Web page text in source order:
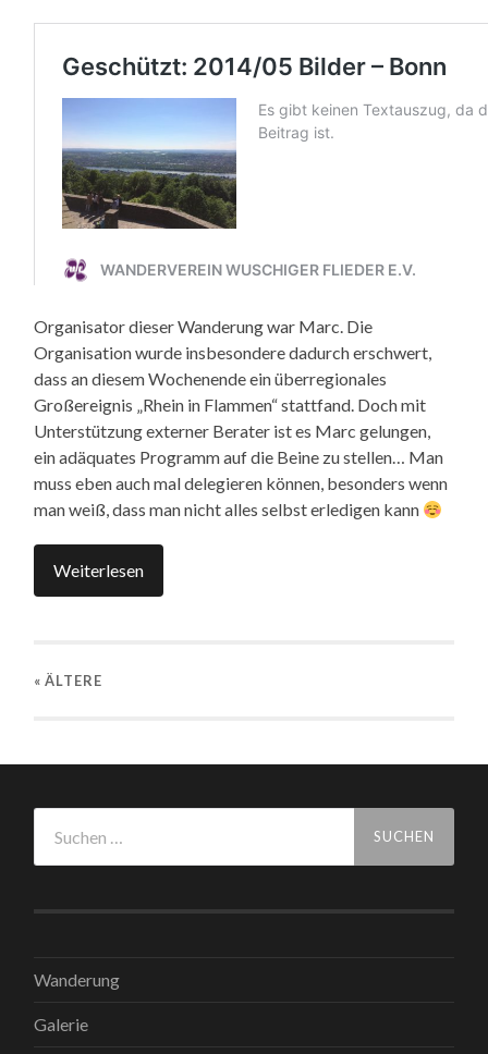
Organisator dieser Wanderung war Marc. Die
Organisation wurde insbesondere dadurch erschwert,
dass an diesem Wochenende ein überregionales
Großereignis „Rhein in Flammen“ stattfand. Doch mit
Unterstützung externer Berater ist es Marc gelungen,
ein adäquates Programm auf die Beine zu stellen… Man
muss eben auch mal delegieren können, besonders wenn
man weiß, dass man nicht alles selbst erledigen kann
Weiterlesen
« ÄLTERE
nach:
Wanderung
Galerie